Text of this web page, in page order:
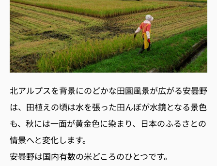
北アルプスを背景にのどかな田園風景が広がる安曇野
は、田植えの頃は水を張った田んぼが水鏡となる景色
も、秋には一面が黄金色に染まり、日本のふるさとの
情景へと変化します。
安曇野は国内有数の米どころのひとつです。